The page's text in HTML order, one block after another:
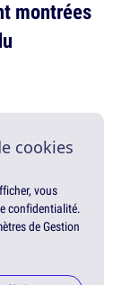
montrées
cookies
vous
confidentialité.
de Gestion